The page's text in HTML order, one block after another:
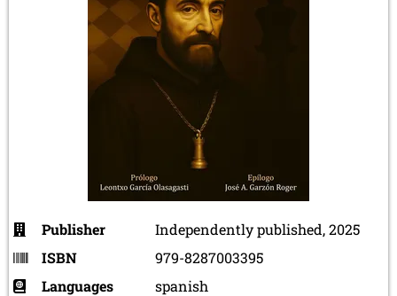
Publisher
Independently published, 2025
ISBN
979-8287003395
Languages
spanish